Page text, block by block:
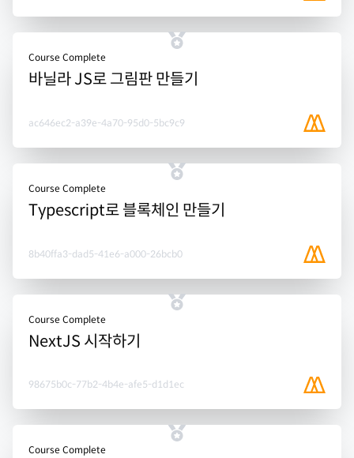
Course Complete
바닐라 JS로 그림판 만들기
ac646ec2-a39e-4a70-95d0-5bc9c9
Course Complete
Typescript로 블록체인 만들기
8b40ffa3-dad5-41e6-a000-26bcb0
Course Complete
NextJS 시작하기
98675b0c-77b2-4b4e-afe5-d1d1ec
Course Complete